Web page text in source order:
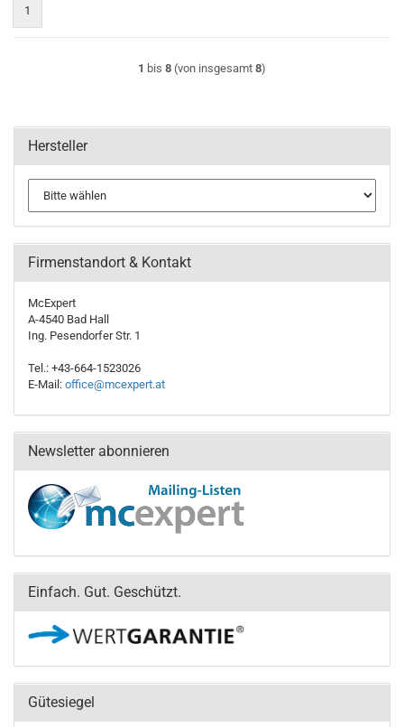
1
1 bis 8 (von insgesamt 8)
Hersteller
Firmenstandort & Kontakt
McExpert
A-4540 Bad Hall
Ing. Pesendorfer Str. 1
Tel.: +43-664-1523026
E-Mail: office@mcexpert.at
Newsletter abonnieren
Einfach. Gut. Geschützt.
Gütesiegel